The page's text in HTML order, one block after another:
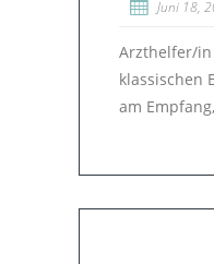
Juni 18,
Arzthelfer/in
klassischen
am